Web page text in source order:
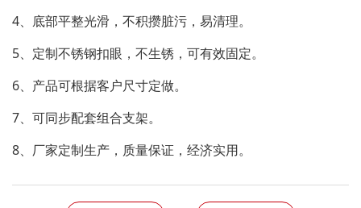
4、底部平整光滑，不积攒脏污，易清理。
5、定制不锈钢扣眼，不生锈，可有效固定。
6、产品可根据客户尺寸定做。
7、可同步配套组合支架。
8、厂家定制生产，质量保证，经济实用。